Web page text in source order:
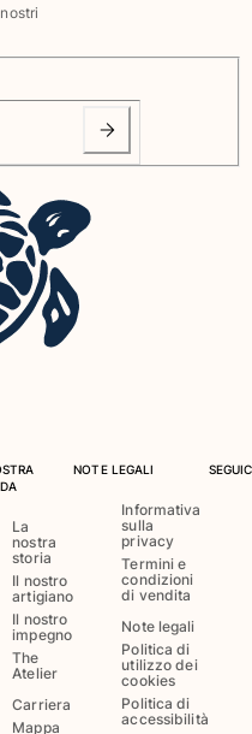
La
nostra
storia
Il nostro
artigiano
Il nostro
impegno
The
Atelier
Carriera
Mappa
NOTE LEGALI
Informativa
sulla
privacy
Termini e
condizioni
di vendita
Note legali
Politica di
utilizzo dei
cookies
Politica di
accessibilità